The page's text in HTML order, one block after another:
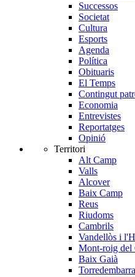
Successos
Societat
Cultura
Esports
Agenda
Política
Obituaris
El Temps
Contingut
Economia
Entrevistes
Reportatges
Opinió
Territori
Alt Camp
Valls
Alcover
Baix Camp
Reus
Riudoms
Cambrils
Vandellòs i
Mont-roig del
Baix Gaià
Torredembarra